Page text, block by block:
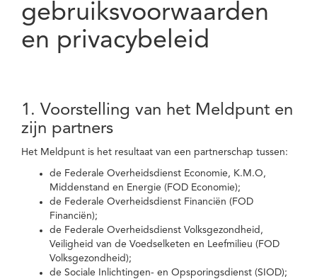
gebruiksvoorwaarden
en privacybeleid
1. Voorstelling van het Meldpunt en
zijn partners
Het Meldpunt is het resultaat van een partnerschap tussen:
de Federale Overheidsdienst Economie, K.M.O,
Middenstand en Energie (FOD Economie);
de Federale Overheidsdienst Financiën (FOD
Financiën);
de Federale Overheidsdienst Volksgezondheid,
Veiligheid van de Voedselketen en Leefmilieu (FOD
Volksgezondheid);
de Sociale Inlichtingen- en Opsporingsdienst (SIOD);